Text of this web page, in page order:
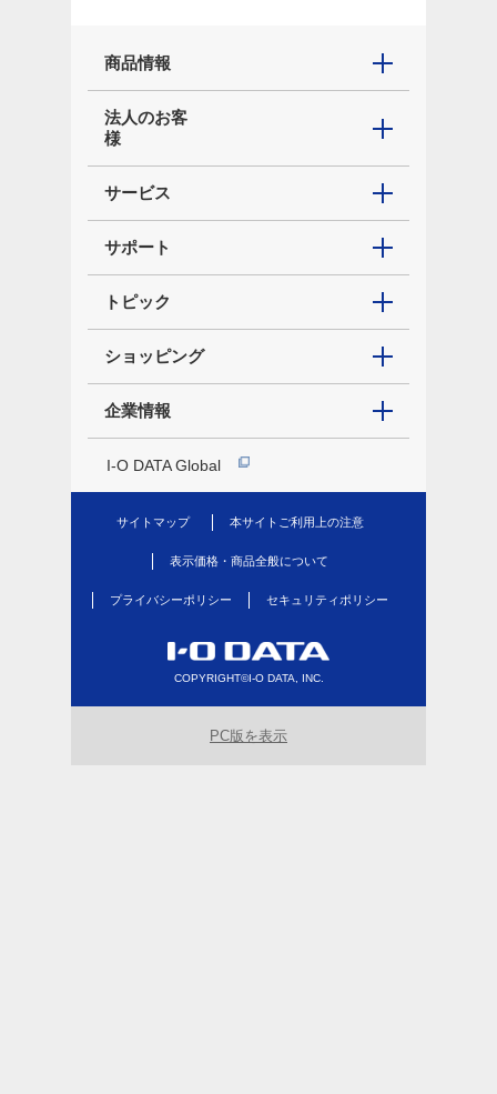
商品情報
法人のお客
様
サービス
サポート
トピック
ショッピング
企業情報
I-O DATA Global
サイトマップ 本サイトご利用上の注意
表示価格・商品全般について
プライバシーポリシー セキュリティポリシー
COPYRIGHT©I-O DATA, INC.
PC版を表示